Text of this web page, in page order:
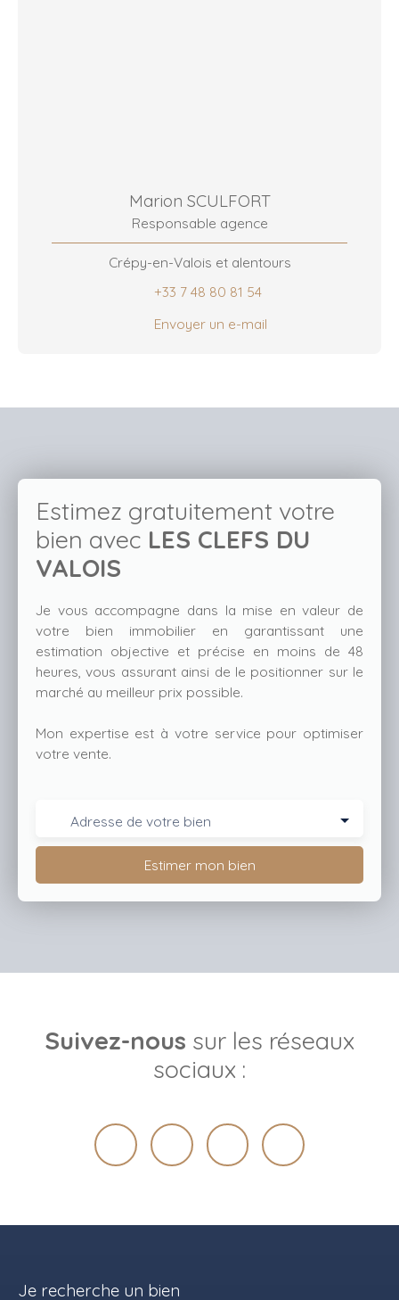
Marion SCULFORT
Responsable agence
Crépy-en-Valois et alentours
+33 7 48 80 81 54
Envoyer un e-mail
Estimez gratuitement votre
bien avec LES CLEFS DU
VALOIS
Je vous accompagne dans la mise en valeur de
votre bien immobilier en garantissant une
estimation objective et précise en moins de 48
heures, vous assurant ainsi de le positionner sur le
marché au meilleur prix possible.
Mon expertise est à votre service pour optimiser
votre vente.
Adresse de votre bien
Estimer mon bien
Suivez-nous sur les réseaux
sociaux :
Je recherche un bien